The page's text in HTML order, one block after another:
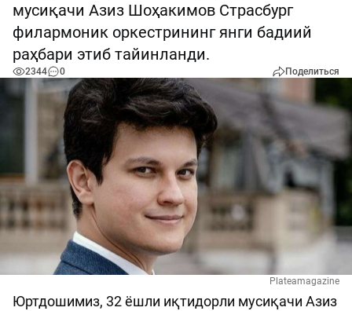
мусиқачи Азиз Шоҳакимов Страсбург
филармоник оркестрининг янги бадиий
раҳбари этиб тайинланди.
2344 0 Поделиться
Plateamagazine
Юртдошимиз, 32 ёшли иқтидорли мусиқачи Азиз